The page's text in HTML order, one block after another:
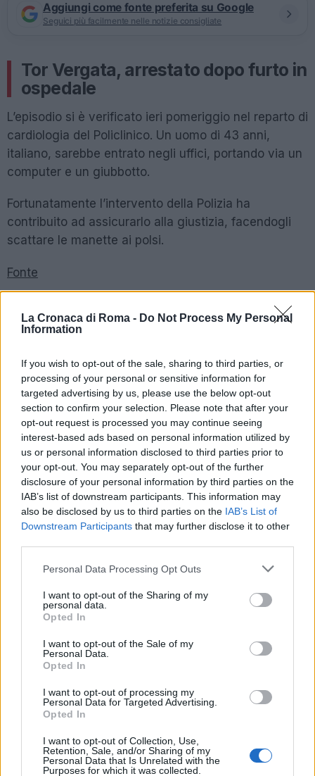
La Cronaca di Roma - Do Not Process My Personal
Information
If you wish to opt-out of the sale, sharing to third parties, or
processing of your personal or sensitive information for
targeted advertising by us, please use the below opt-out
section to confirm your selection. Please note that after your
opt-out request is processed you may continue seeing
interest-based ads based on personal information utilized by
us or personal information disclosed to third parties prior to
your opt-out. You may separately opt-out of the further
disclosure of your personal information by third parties on the
IAB’s list of downstream participants. This information may
also be disclosed by us to third parties on the IAB’s List of
Downstream Participants that may further disclose it to other
Please note that this website/app uses one or more Google
not limited to your visit or usage behaviour. You may click to
grant or deny consent to Google and its third-party tags to
use your data for below specified purposes in below Google
consent section.
Personal Data Processing Opt Outs
I want to opt-out of the Sharing of my
personal data.
Opted In
I want to opt-out of the Sale of my
Personal Data.
Opted In
I want to opt-out of processing my
Personal Data for Targeted Advertising.
Opted In
I want to opt-out of Collection, Use,
Retention, Sale, and/or Sharing of my
Personal Data that Is Unrelated with the
Purposes for which it was collected.
Aggiungi come fonte preferita su Google
Seguici più facilmente nelle notizie consigliate
Tor Vergata, arrestato dopo furto in
ospedale
L’episodio si è verificato ieri pomeriggio nel reparto di
cardiologia del Policlinico. Un uomo di 43 anni,
italiano, sarebbe entrato negli uffici, portando via un
computer e un giubbotto.
Fortunatamente l’intervento della Polizia ha
contribuito ad assicurarlo alla giustizia, facendogli
scattare le manette ai polsi.
Fonte
POTREBBE INTERESSARTI
Postale di Tor Vergata. Il motivo
8 anni fa
Ultimo concerto a Tor Vergata.
Buone notizie per i fan del
cantante
1 anno fa
Precedente
Ecco il decalogo
quattro zampe
Successiva
Juve Roma, Allegri
avverte i suoi:
pensiamo solo al